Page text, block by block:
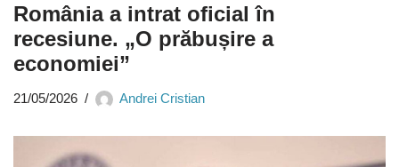
România a intrat oficial în
recesiune. „O prăbușire a
economiei”
21/05/2026 Andrei Cristian